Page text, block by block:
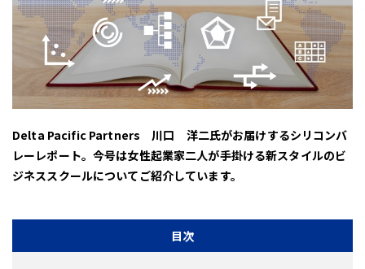
Delta Pacific Partners 川口 洋二氏がお届けするシリコンバ
レーレポート。 今号は女性起業家二人が手掛ける新スタイルのビ
ジネススクールについてご紹介しています。
目次